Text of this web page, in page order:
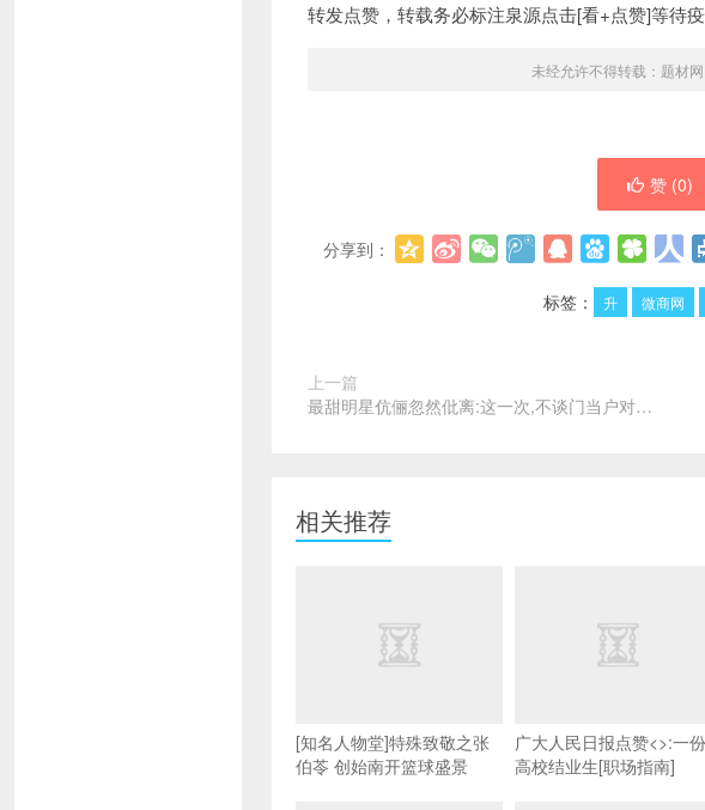
转发点赞，转载务必标注泉源点击[看+点赞]等待
未经允许不得转载： 题材网
赞 (0)
分享到：
标签： 升 微商网
上一篇
最甜明星伉俪忽然仳离:这一次,不谈门当户对…
相关推荐
[知名人物堂]特殊致敬之张
伯苓 创始南开篮球盛景
广大人民日报点赞<>:一份
高校结业生[职场指南]